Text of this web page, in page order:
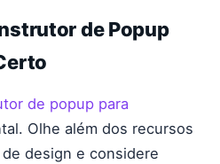
de Popup
de popup para
Olhe além dos recursos
design e considere